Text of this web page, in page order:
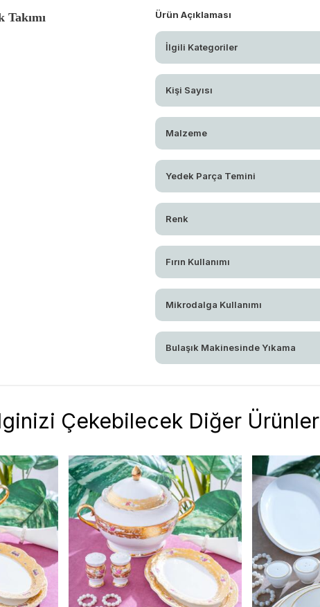
Ürün Açıklaması
İlgili Kategoriler
Kişi Sayısı
Malzeme
Yedek Parça Temini
Renk
Fırın Kullanımı
Mikrodalga Kullanımı
Bulaşık Makinesinde Yıkama
Çekebilecek Diğer Ürünler